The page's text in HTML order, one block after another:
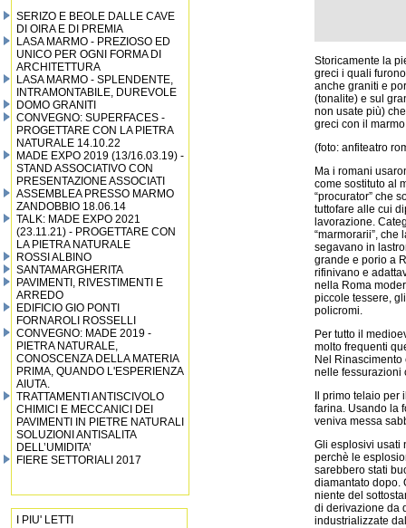
SERIZO E BEOLE DALLE CAVE
DI OIRA E DI PREMIA
LASA MARMO - PREZIOSO ED
UNICO PER OGNI FORMA DI
ARCHITETTURA
LASA MARMO - SPLENDENTE,
INTRAMONTABILE, DUREVOLE
DOMO GRANITI
CONVEGNO: SUPERFACES -
PROGETTARE CON LA PIETRA
NATURALE 14.10.22
MADE EXPO 2019 (13/16.03.19) -
STAND ASSOCIATIVO CON
PRESENTAZIONE ASSOCIATI
ASSEMBLEA PRESSO MARMO
ZANDOBBIO 18.06.14
TALK: MADE EXPO 2021
(23.11.21) - PROGETTARE CON
LA PIETRA NATURALE
ROSSI ALBINO
SANTAMARGHERITA
PAVIMENTI, RIVESTIMENTI E
ARREDO
EDIFICIO GIO PONTI
FORNAROLI ROSSELLI
CONVEGNO: MADE 2019 -
PIETRA NATURALE,
CONOSCENZA DELLA MATERIA
PRIMA, QUANDO L'ESPERIENZA
AIUTA.
TRATTAMENTI ANTISCIVOLO
CHIMICI E MECCANICI DEI
PAVIMENTI IN PIETRE NATURALI
SOLUZIONI ANTISALITA
DELL’UMIDITA’
FIERE SETTORIALI 2017
I PIU' LETTI
Storicamente la
greci i quali
anche graniti e
(tonalite) e sul
non usate più)
greci con il
(foto: anfiteatro
Ma i romani
come sostituto al
“procurator” che
tuttofare alle cui
lavorazione.
“marmorarii”, che
segavano in
grande e porio a
rifinivano e
nella Roma
piccole tessere,
policromi.
Per tutto il
molto frequenti
Nel
nelle fessurazioni
Il primo telaio
farina. Usando la
veniva messa
Gli esplosivi usati
perchè le
sarebbero stati
diamantato dopo.
niente del
di derivazione da
industrializzate